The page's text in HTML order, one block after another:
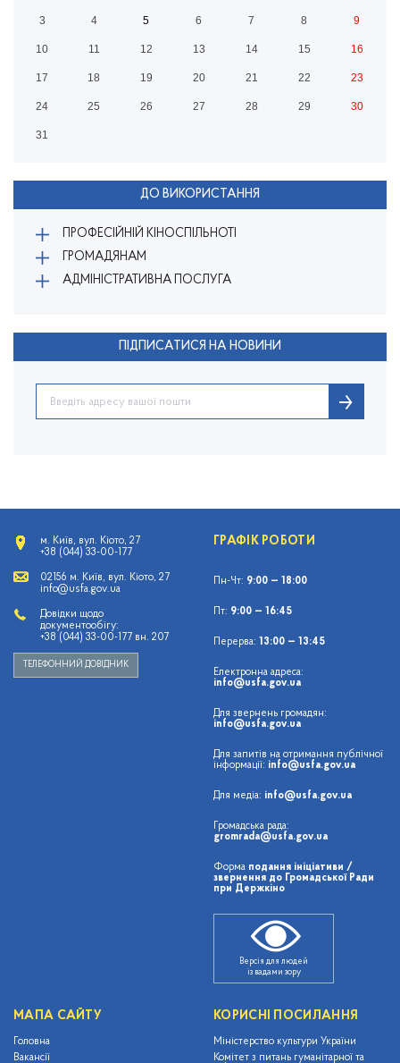
3 4 5 6 7 8 9
10 11 12 13 14 15 16
17 18 19 20 21 22 23
24 25 26 27 28 29 30
31
ДО ВИКОРИСТАННЯ
ПРОФЕСІЙНІЙ КІНОСПІЛЬНОТІ
ГРОМАДЯНАМ
АДМІНІСТРАТИВНА ПОСЛУГА
ПІДПИСАТИСЯ НА НОВИНИ
м. Київ, вул. Кіото, 27
+38 (044) 33-00-177
02156 м. Київ, вул. Кіото, 27
info@usfa.gov.ua
Довідки щодо
документообігу:
+38 (044) 33-00-177 вн. 207
ТЕЛЕФОННИЙ ДОВІДНИК
ГРАФІК РОБОТИ
Пн-Чт: 9:00 — 18:00
Пт: 9:00 — 16:45
Перерва: 13:00 — 13:45
Електронна адреса:
info@usfa.gov.ua
Для звернень громадян:
info@usfa.gov.ua
Для запитів на отримання публічної
інформації: info@usfa.gov.ua
Для медіа: info@usfa.gov.ua
Громадська рада:
gromrada@usfa.gov.ua
Форма подання ініціативи /
звернення до Громадської Ради
при Держкіно
Версія для людей
із вадами зору
МАПА САЙТУ
Головна
Вакансії
КОРИСНІ ПОСИЛАННЯ
Міністерство культури України
Комітет з питань гуманітарної та